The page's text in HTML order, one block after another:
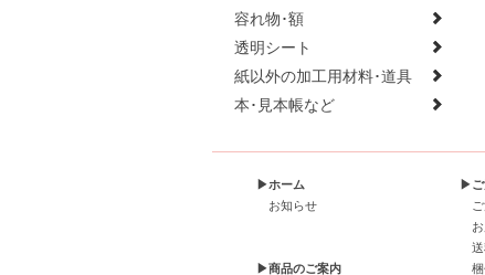
容れ物･額
透明シート
紙以外の加工用材料･道具
本･見本帳など
▶ホーム
お知らせ
▶商品のご案内
▶ご